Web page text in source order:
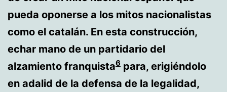
pueda oponerse a los mitos nacionalistas
como el catalán. En esta construcción,
echar mano de un partidario del
alzamiento franquista6 para, erigiéndolo
en adalid de la defensa de la legalidad,